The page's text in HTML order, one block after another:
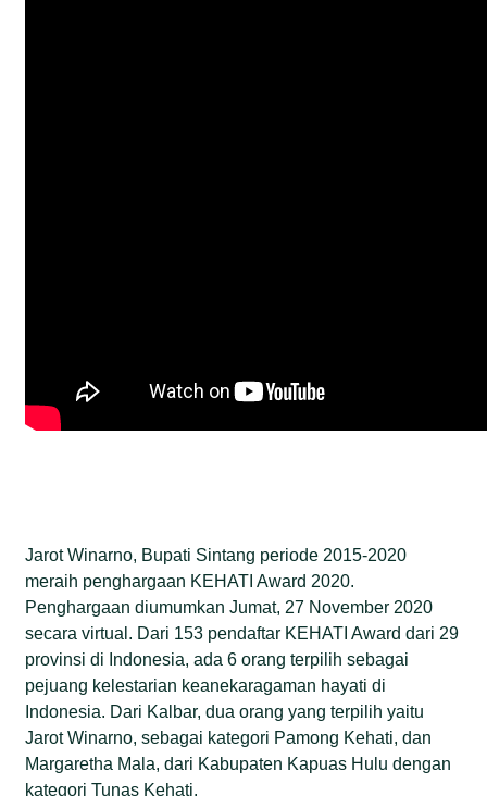
Jarot Winarno, Bupati Sintang periode 2015-2020
meraih penghargaan KEHATI Award 2020.
Penghargaan diumumkan Jumat, 27 November 2020
secara virtual. Dari 153 pendaftar KEHATI Award dari 29
provinsi di Indonesia, ada 6 orang terpilih sebagai
pejuang kelestarian keanekaragaman hayati di
Indonesia. Dari Kalbar, dua orang yang terpilih yaitu
Jarot Winarno, sebagai kategori Pamong Kehati, dan
Margaretha Mala, dari Kabupaten Kapuas Hulu dengan
kategori Tunas Kehati.